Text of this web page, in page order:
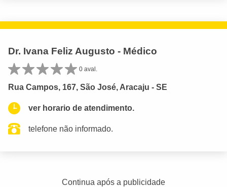
Dr. Ivana Feliz Augusto - Médico
0 aval.
Rua Campos, 167, São José, Aracaju - SE
ver horario de atendimento.
telefone não informado.
Continua após a publicidade